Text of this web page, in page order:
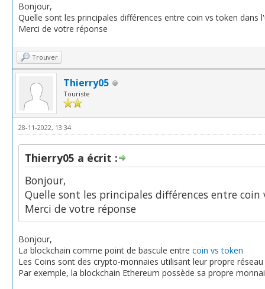
Bonjour,
Quelle sont les principales différences entre coin vs token dans
Merci de votre réponse
Trouver
Thierry05
Touriste
28-11-2022, 13:34
Thierry05 a écrit :
Bonjour,
Quelle sont les principales différences entre
Merci de votre réponse
Bonjour,
La blockchain comme point de bascule entre coin vs token
Les Coins sont des crypto-monnaies utilisant leur propre
Par exemple, la blockchain Ethereum possède sa propre